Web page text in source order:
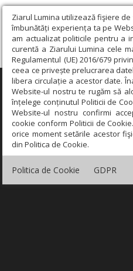
Ziarul Lumina utilizează fişiere
îmbunătăți experiența ta pe
am actualizat politicile pentru a
curentă a Ziarului Lumina cele
Regulamentul (UE) 2016/679
ceea ce privește prelucrarea
libera circulație a acestor date.
Website-ul nostru te rugăm să
înțelege conținutul Politicii de
Website-ul nostru confirmi
cookie conform Politicii de
orice moment setările acestor
din Politica de Cookie.
Politica de Cookie GDPR